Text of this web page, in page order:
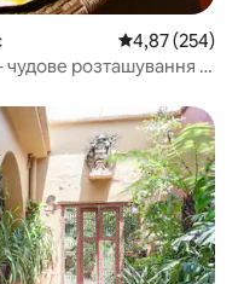
Середня
4,87 (254)
розташування –